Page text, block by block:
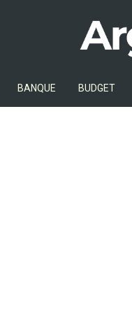
Argent
BANQUE BUDGET